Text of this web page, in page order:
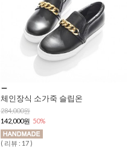
체인장식 소가죽 슬립온
284,000원
142,000원 50%
( 리뷰 : 17 )